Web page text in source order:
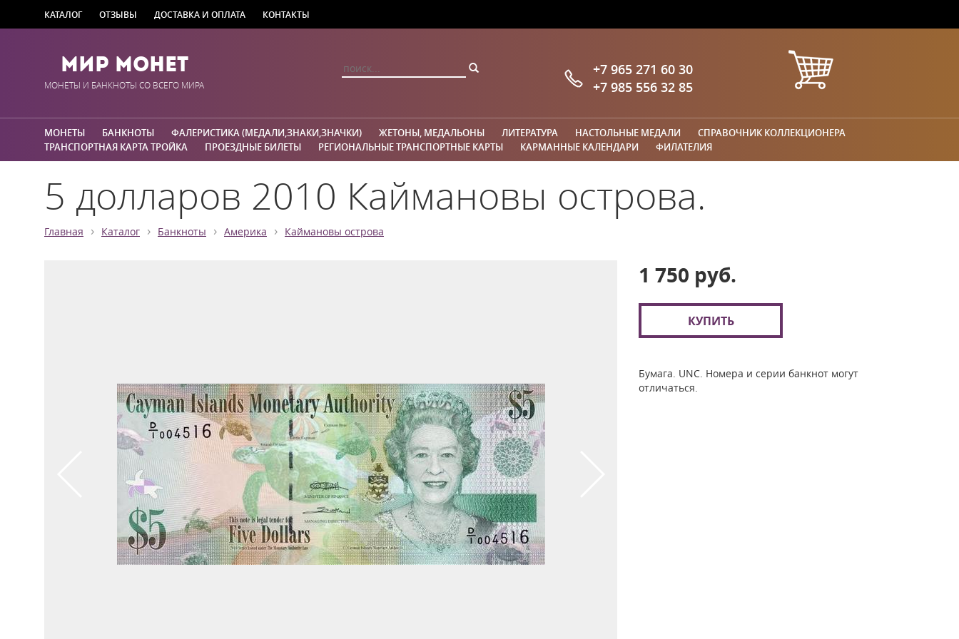
КАТАЛОГ ОТЗЫВЫ ДОСТАВКА И ОПЛАТА КОНТАКТЫ
Мир Монет
МОНЕТЫ И БАНКНОТЫ СО ВСЕГО МИРА
+7 965 271 60 30
+7 985 556 32 85
МОНЕТЫ БАНКНОТЫ ФАЛЕРИСТИКА (МЕДАЛИ,ЗНАКИ,ЗНАЧКИ) ЖЕТОНЫ, МЕДАЛЬОНЫ ЛИТЕРАТУРА НАСТОЛЬНЫЕ МЕДАЛИ
СПРАВОЧНИК КОЛЛЕКЦИОНЕРА
ТРАНСПОРТНАЯ КАРТА ТРОЙКА
ПРОЕЗДНЫЕ БИЛЕТЫ РЕГИОНАЛЬНЫЕ ТРАНСПОРТНЫЕ КАРТЫ КАРМАННЫЕ КАЛЕНДАРИ ФИЛАТЕЛИЯ
5 долларов 2010 Каймановы острова.
Главная › Каталог › Банкноты › Америка › Каймановы острова
1 750 руб.
КУПИТЬ
Бумага. UNC. Номера и серии банкнот могут
отличаться.